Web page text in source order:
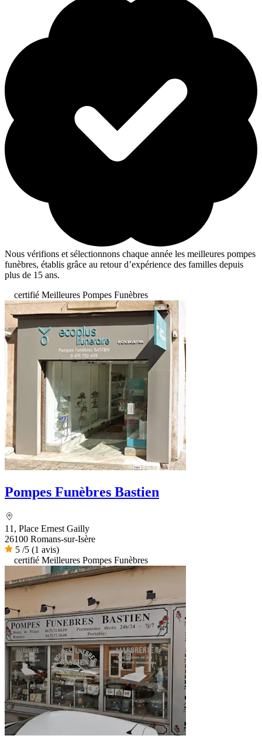
Nous vérifions et sélectionnons chaque année les meilleures pompes
funèbres, établis grâce au retour d’expérience des familles depuis
plus de 15 ans.
certifié Meilleures Pompes Funèbres
Pompes Funèbres Bastien
11, Place Ernest Gailly
26100 Romans-sur-Isère
5 /5 (1 avis)
certifié Meilleures Pompes Funèbres